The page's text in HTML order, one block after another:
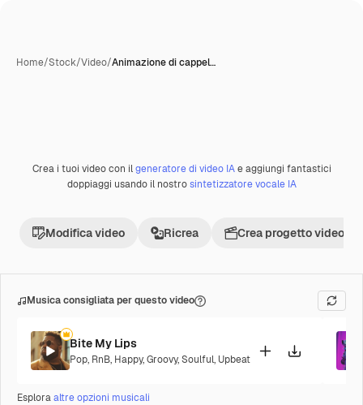
Home/Stock/Video/Animazione di cappel…
Premium
Crea i tuoi video con ilgeneratore di video IAe aggiungi fantastici
doppiaggi usando il nostrosintetizzatore vocale IA
Modifica video Ricrea Crea progetto video
Musica consigliata per questo video
Bite My Lips
Pop, RnB, Happy,Groovy,Soulful, Upbeat
Esploraaltre opzioni musicali